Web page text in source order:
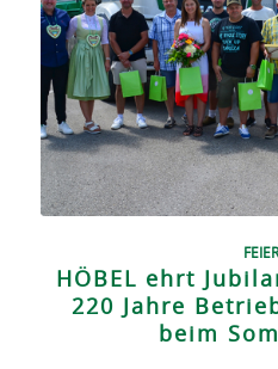
HÖBEL ehrt
220 Jahre
beim